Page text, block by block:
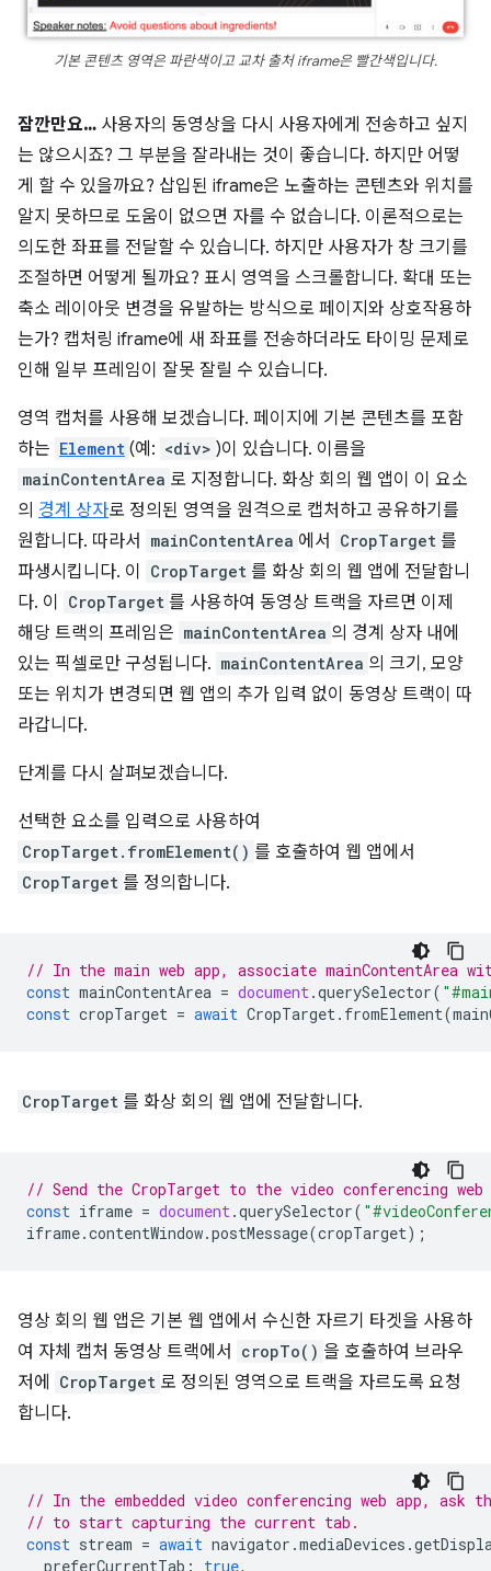
기본 콘텐츠 영역은 파란색이고 교차 출처 iframe은 빨간색입니다.
잠깐만요… 사용자의 동영상을 다시 사용자에게 전송하고 싶지
는 않으시죠? 그 부분을 잘라내는 것이 좋습니다. 하지만 어떻
게 할 수 있을까요? 삽입된 iframe은 노출하는 콘텐츠와 위치를
알지 못하므로 도움이 없으면 자를 수 없습니다. 이론적으로는
의도한 좌표를 전달할 수 있습니다. 하지만 사용자가 창 크기를
조절하면 어떻게 될까요? 표시 영역을 스크롤합니다. 확대 또는
축소 레이아웃 변경을 유발하는 방식으로 페이지와 상호작용하
는가? 캡처링 iframe에 새 좌표를 전송하더라도 타이밍 문제로
인해 일부 프레임이 잘못 잘릴 수 있습니다.
영역 캡처를 사용해 보겠습니다. 페이지에 기본 콘텐츠를 포함
하는 Element (예: <div> )이 있습니다. 이름을
mainContentArea 로 지정합니다. 화상 회의 웹 앱이 이 요소
의 경계 상자로 정의된 영역을 원격으로 캡처하고 공유하기를
원합니다. 따라서
mainContentArea 에서 CropTarget 를
파생시킵니다. 이
CropTarget 를 화상 회의 웹 앱에 전달합니
다. 이
CropTarget 를 사용하여 동영상 트랙을 자르면 이제
해당 트랙의 프레임은 mainContentArea 의 경계 상자 내에
있는 픽셀로만 구성됩니다. mainContentArea 의 크기, 모양
또는 위치가 변경되면 웹 앱의 추가 입력 없이 동영상 트랙이 따
라갑니다.
단계를 다시 살펴보겠습니다.
선택한 요소를 입력으로 사용하여
CropTarget.fromElement() 를 호출하여 웹 앱에서
CropTarget 를 정의합니다.
// In the main web app, associate mainContentArea
const mainContentArea = document .querySelector(
const cropTarget = await CropTarget . fromElement(
CropTarget 를 화상 회의 웹 앱에 전달합니다.
// Send the CropTarget to the video conferencing web
const iframe = document .querySelector(
iframe.contentWindow.postMessage(cropTarget);
영상 회의 웹 앱은 기본 웹 앱에서 수신한 자르기 타겟을 사용하
여 자체 캡처 동영상 트랙에서
cropTo() 을 호출하여 브라우
저에
CropTarget 로 정의된 영역으로 트랙을 자르도록 요청
합니다.
// In the embedded video conferencing web app, ask
// to start capturing the current tab.
const stream = await navigator .mediaDevices .
preferCurrentTab : true,